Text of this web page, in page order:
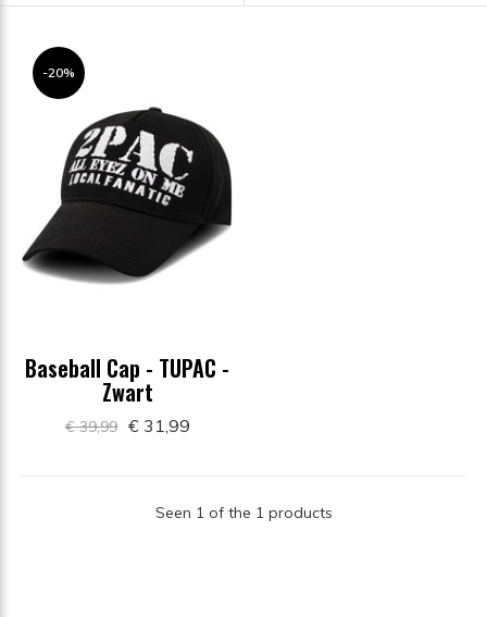
-20%
Baseball Cap - TUPAC -
Zwart
€ 39,99 € 31,99
Seen 1 of the 1 products